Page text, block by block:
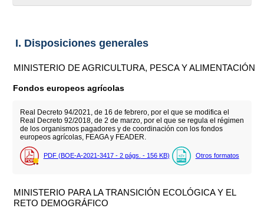
I. Disposiciones generales
MINISTERIO DE AGRICULTURA, PESCA Y ALIMENTACIÓN
Fondos europeos agrícolas
Real Decreto 94/2021, de 16 de febrero, por el que se modifica el
Real Decreto 92/2018, de 2 de marzo, por el que se regula el régimen
de los organismos pagadores y de coordinación con los fondos
europeos agrícolas, FEAGA y FEADER.
PDF (BOE-A-2021-3417 - 2 págs. - 156 KB) Otros formatos
MINISTERIO PARA LA TRANSICIÓN ECOLÓGICA Y EL
RETO DEMOGRÁFICO